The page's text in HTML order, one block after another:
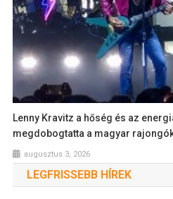
Lenny Kravitz a hőség és az
megdobogtatta a magyar
augusztus 3, 2026
LEGFRISSEBB HÍREK